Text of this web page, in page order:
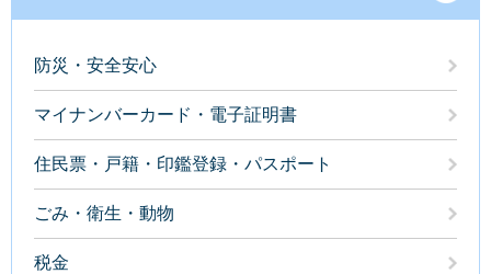
防災・安全安心
マイナンバーカード・電子証明書
住民票・戸籍・印鑑登録・パスポート
ごみ・衛生・動物
税金